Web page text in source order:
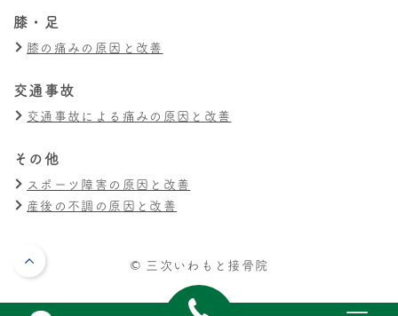
膝・足
膝の痛みの原因と改善
交通事故
交通事故による痛みの原因と改善
その他
スポーツ障害の原因と改善
産後の不調の原因と改善
© 三次いわもと接骨院